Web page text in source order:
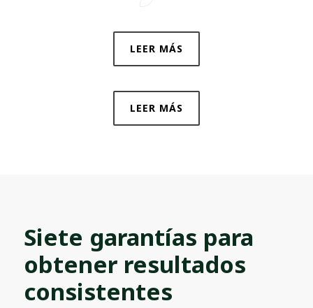
LEER MÁS
LEER MÁS
Siete garantías para
obtener resultados
consistentes